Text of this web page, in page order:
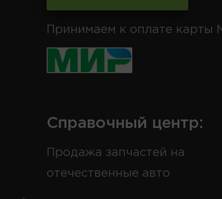
Принимаем к оплате карты
Справочный центр:
Продажа запчастей на
отечественные авто